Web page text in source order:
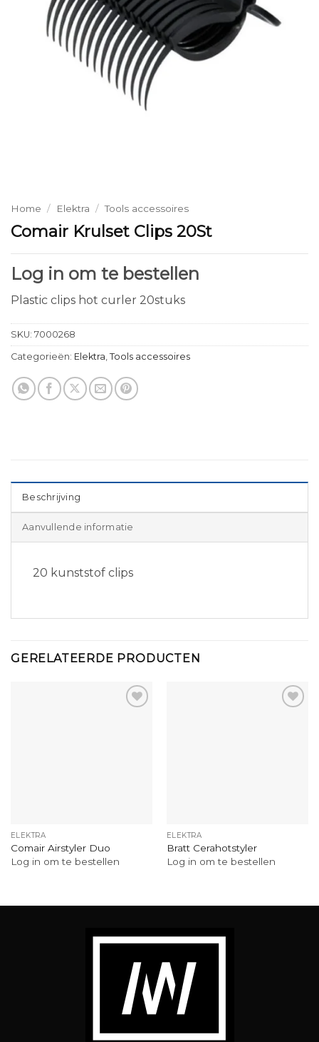
Home / Elektra / Tools accessoires
Comair Krulset Clips 20St
Log in om te bestellen
Plastic clips hot curler 20stuks
SKU: 7000268
Categorieën: Elektra, Tools accessoires
Beschrijving
Aanvullende informatie
20 kunststof clips
GERELATEERDE PRODUCTEN
ELEKTRA
Comair Airstyler Duo
Log in om te bestellen
ELEKTRA
Bratt Cerahotstyler
Log in om te bestellen